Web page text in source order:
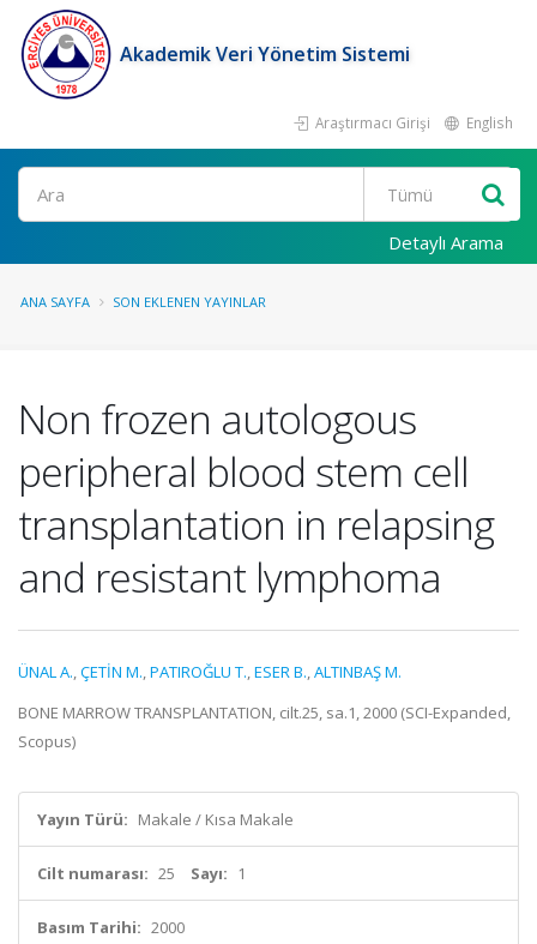
Akademik Veri Yönetim Sistemi
Araştırmacı Girişi English
Ara
Detaylı Arama
ANA SAYFA SON EKLENEN YAYINLAR
Non frozen autologous
peripheral blood stem cell
transplantation in relapsing
and resistant lymphoma
ÜNAL A.,ÇETİN M.,PATIROĞLU T.,ESER B.,ALTINBAŞ M.
BONE MARROW TRANSPLANTATION, cilt.25, sa.1, 2000 (SCI-Expanded,
Scopus)
Yayın Türü: Makale / Kısa Makale
Cilt numarası: 25 Sayı: 1
Basım Tarihi: 2000